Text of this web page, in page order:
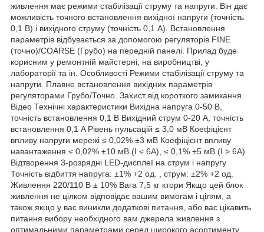
живлення має режими стабілізації струму та напруги. Він дає
можливість точного встановлення вихідної напруги (точність
0,1 В) і вихідного струму (точність 0,1 A). Встановлення
параметрів відбувається за допомогою регуляторів FINE
(точно)/COARSE (Грубо) на передній панелі. Прилад буде
корисним у ремонтній майстерні, на виробництві, у
лабораторії та ін. Особливості Режими стабілізації струму та
напруги. Плавне встановлення вихідних параметрів
регуляторами Грубо/Точно. Захист від короткого замикання.
Відео Технічні характеристики Вихідна напруга 0-50 В,
точність встановлення 0,1 В Вихідний струм 0-20 A, точність
встановлення 0,1 A Рівень пульсацій ≤ 3,0 мВ Коефіцієнт
впливу напруги мережі ≤ 0,02% ±3 мВ Коефіцієнт впливу
навантаження ≤ 0,02% ±10 мВ (I ≤ 6A), ≤ 0,1% ±5 мВ (I > 6A)
Відтворення 3-розрядні LED-дисплеї на струм і напругу
Точність відбиття напруга: ±1% +2 од. , струм: ±2% +2 од.
Живлення 220/110 В ± 10% Вага 7,5 кг ктори Якщо цей блок
живлення не цілком відповідає вашим вимогам і цілям, а
також якщо у вас виникли додаткові питання, або вас цікавить
питання вибору необхідного вам джерела живлення з
оптимальними параметрами серед широкого асортименту